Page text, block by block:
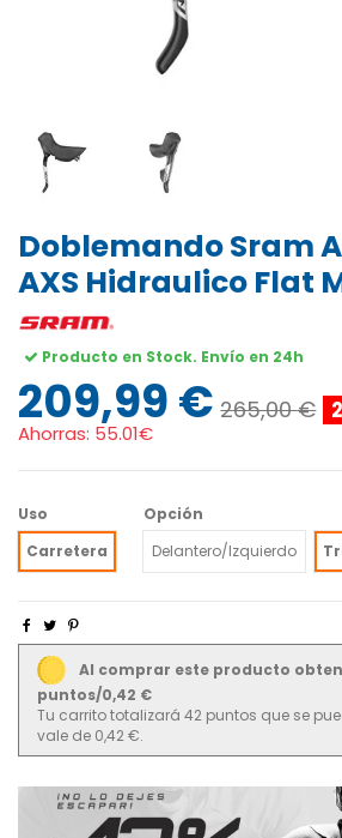
Doblemando Sram
AXS Hidraulico Flat
Producto en Stock. Envío en 24h
209,99 € 265,00 €
Ahorras: 55.01€
Uso
Carretera
Opción
Delantero/Izquierdo
Al comprar este producto
puntos/0,42 €
Tu carrito totalizará 42 puntos que se
vale de 0,42 €.